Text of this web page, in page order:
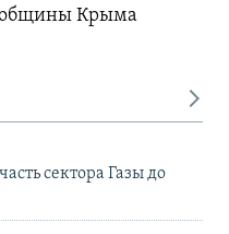
общины Крыма
сектора Газы до